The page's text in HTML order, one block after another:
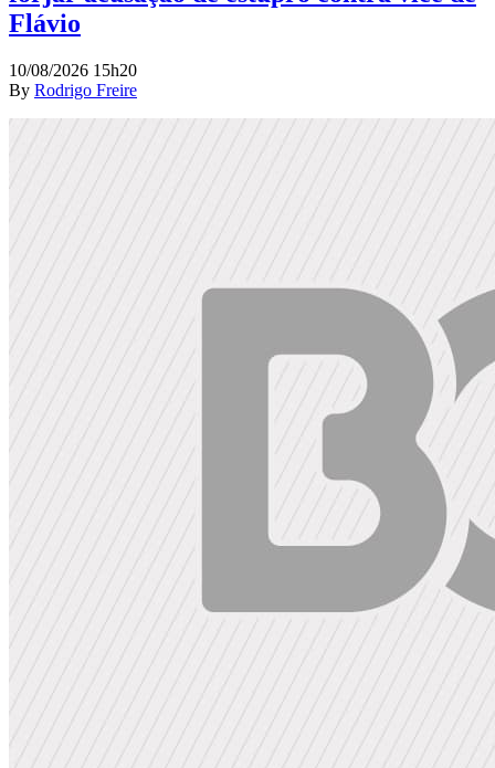
Flávio
10/08/2026 15h20
By Rodrigo Freire